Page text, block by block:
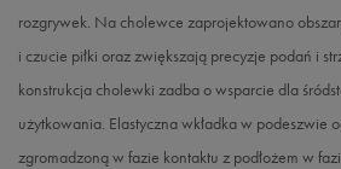
44,5 28,5 cm
45,5 29,5 cm
rozgrywek. Na cholewce zaprojektowano
i czucie piłki oraz zwiększają precyzje podań i
konstrukcja cholewki zadba o wsparcie dla
użytkowania. Elastyczna wkładka w podeszwie
zgromadzoną w fazie kontaktu z podłożem w